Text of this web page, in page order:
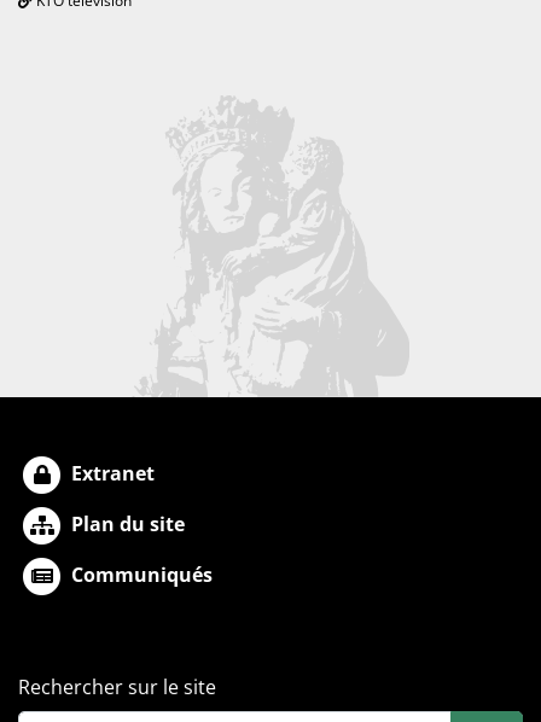
Extranet
Plan du site
Communiqués
Rechercher sur le site